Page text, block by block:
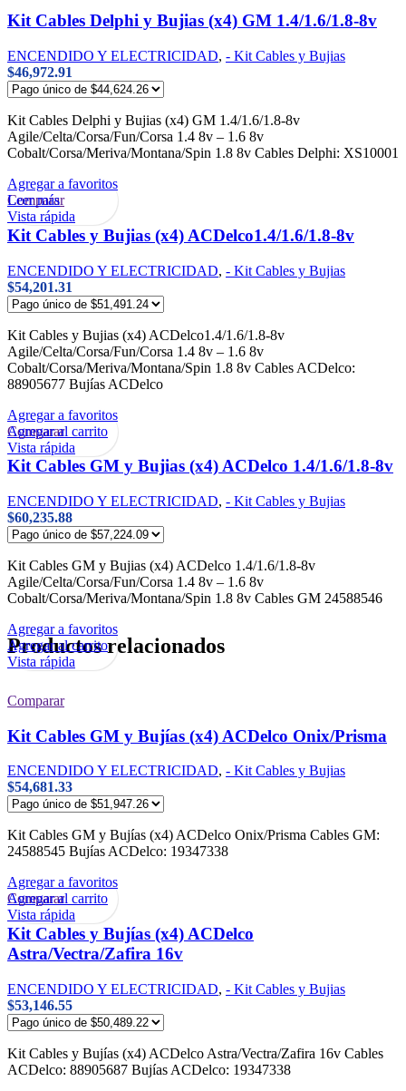
Kit Cables Delphi y Bujias (x4) GM 1.4/1.6/1.8-8v
ENCENDIDO Y ELECTRICIDAD, - Kit Cables y Bujias
$46,972.91
Kit Cables Delphi y Bujias (x4) GM 1.4/1.6/1.8-8v
Agile/Celta/Corsa/Fun/Corsa 1.4 8v – 1.6 8v
Cobalt/Corsa/Meriva/Montana/Spin 1.8 8v Cables Delphi: XS10001
Agregar a favoritos
Leer más
Vista rápida
Comparar
Kit Cables y Bujias (x4) ACDelco1.4/1.6/1.8-8v
ENCENDIDO Y ELECTRICIDAD, - Kit Cables y Bujias
$54,201.31
Kit Cables y Bujias (x4) ACDelco1.4/1.6/1.8-8v
Agile/Celta/Corsa/Fun/Corsa 1.4 8v – 1.6 8v
Cobalt/Corsa/Meriva/Montana/Spin 1.8 8v Cables ACDelco:
88905677 Bujías ACDelco
Agregar a favoritos
Agregar al carrito
Vista rápida
Comparar
Kit Cables GM y Bujias (x4) ACDelco 1.4/1.6/1.8-8v
ENCENDIDO Y ELECTRICIDAD, - Kit Cables y Bujias
$60,235.88
Kit Cables GM y Bujias (x4) ACDelco 1.4/1.6/1.8-8v
Agile/Celta/Corsa/Fun/Corsa 1.4 8v – 1.6 8v
Cobalt/Corsa/Meriva/Montana/Spin 1.8 8v Cables GM 24588546
Agregar a favoritos
Agregar al carrito
Vista rápida
Productos relacionados
Comparar
Kit Cables GM y Bujías (x4) ACDelco Onix/Prisma
ENCENDIDO Y ELECTRICIDAD, - Kit Cables y Bujias
$54,681.33
Kit Cables GM y Bujías (x4) ACDelco Onix/Prisma Cables GM:
24588545 Bujías ACDelco: 19347338
Agregar a favoritos
Agregar al carrito
Vista rápida
Comparar
Kit Cables y Bujías (x4) ACDelco
Astra/Vectra/Zafira 16v
ENCENDIDO Y ELECTRICIDAD, - Kit Cables y Bujias
$53,146.55
Kit Cables y Bujías (x4) ACDelco Astra/Vectra/Zafira 16v Cables
ACDelco: 88905687 Bujías ACDelco: 19347338